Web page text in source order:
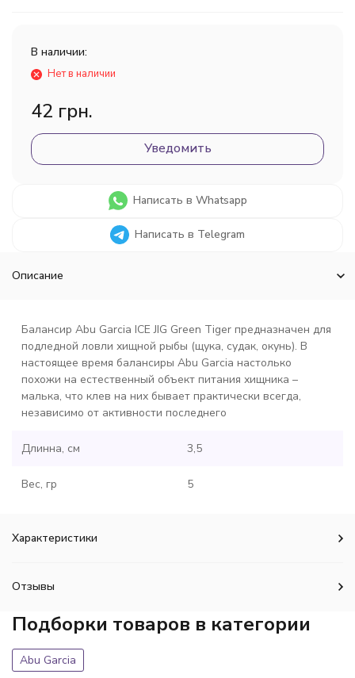
В наличии:
Нет в наличии
42 грн.
Уведомить
Написать в Whatsapp
Написать в Telegram
Описание
Балансир Abu Garcia ICE JIG Green Tiger предназначен для
подледной ловли хищной рыбы (щука, судак, окунь). В
настоящее время балансиры Abu Garcia настолько
похожи на естественный объект питания хищника –
малька, что клев на них бывает практически всегда,
независимо от активности последнего
Длинна, см 3,5
Вес, гр 5
Характеристики
Отзывы
Подборки товаров в категории
Abu Garcia